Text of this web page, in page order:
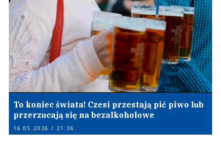
To koniec świata! Czesi przestają pić piwo lub
przerzucają się na bezalkoholowe
16.05.2026 / 21:36